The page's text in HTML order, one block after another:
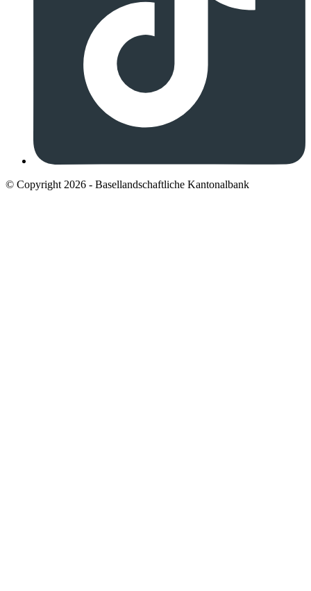
© Copyright 2026 - Basellandschaftliche Kantonalbank